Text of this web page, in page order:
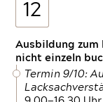
12
Ausbildung zum
nicht einzeln
Termin 9/10: